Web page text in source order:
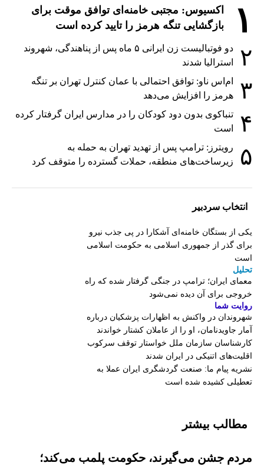
۱
اکسیوس: مجتبی خامنه‌ای توافق موقت برای
بازگشایی تنگه هرمز را تایید کرده است
۲
دو فوتبالیست زن ایرانی ۵ ماه پس از پناهندگی، شهروند
استرالیا شدند
۳
ام‌اس ناو: توافق احتمالی با عمان کنترل تهران بر تنگه
هرمز را افزایش می‌دهد
۴
تنباکوی بدون دود کودکان را در مدارس ایران گرفتار کرده
است
۵
رویترز: ترامپ پس از تهدید تهران به حمله به
زیرساخت‌های منطقه، حملات گسترده را متوقف کرد
انتخاب سردبیر
یکی از بستگان خامنه‌ای آشکارا در پی جذب نیرو
برای گذر از جمهوری اسلامی به حکومت اسلامی
است
تحلیل
معمای ایران؛ ترامپ در جنگی گرفتار شده که راه
خروجی برای آن دیده نمی‌شود
روایت شما
شهروندان در واکنش به اظهارات پزشکیان درباره
آمار جاویدنامان، او را از عاملان کشتار خواندند
کارشناسان سازمان ملل خواستار توقف سرکوب
اقلیت‌های اتنیکی در ایران شدند
نشریه پیام ما: صنعت گردشگری ایران عملا به
تعطیلی کشیده شده است
مطالب بیشتر
مردم جشن می‌گیرند، حکومت پلمب می‌کند؛